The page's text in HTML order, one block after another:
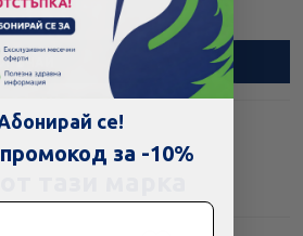
тази марка
се!
за -10%